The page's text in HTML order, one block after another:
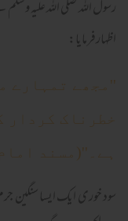
رسول اللہ صلی اللہ علیہ
اظہارفرمایا:
''مجھے تمہارے
خطرناک کردار
ہے۔''(مسند امام
سود خوری ایک ایسا سنگین